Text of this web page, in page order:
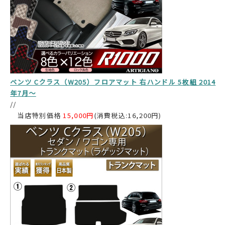
ベンツ Cクラス（W205）フロアマット 右ハンドル 5枚組 2014
年7月～
//
当店特別価格15,000円(消費税込:16,200円)